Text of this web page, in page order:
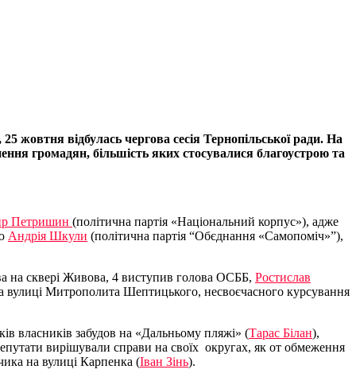
жовтня відбулась чергова сесія Тернопільської ради. На
громадян, більшість яких стосувалися благоустрою та
Петришин (політична партія «Національний корпус»), адже
Андрія Шкули (політична партія “Обєднання «Самопоміч»”),
на сквері Живова, 4 виступив голова ОСББ, Ростислав
вулиці Митрополита Шептицького, несвоєчасного курсування
власників забудов на «Дальньому пляжі» (Тарас Білан),
вирішували справи на своїх округах, як от обмеження
на вулиці Карпенка (Іван Зінь).